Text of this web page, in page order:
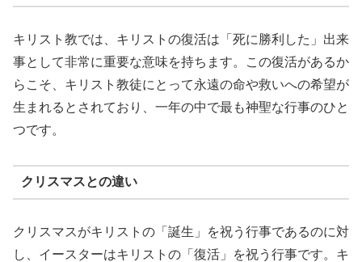
キリスト教では、キリストの復活は「死に勝利した」出来
事として非常に重要な意味を持ちます。この復活があるか
らこそ、キリスト教徒にとって永遠の命や救いへの希望が
生まれるとされており、一年の中で最も神聖な行事のひと
つです。
クリスマスとの違い
クリスマスがキリストの「誕生」を祝う行事であるのに対
し、イースターはキリストの「復活」を祝う行事です。キ